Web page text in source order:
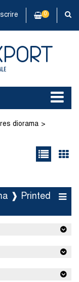
0
diorama
❱ Printed